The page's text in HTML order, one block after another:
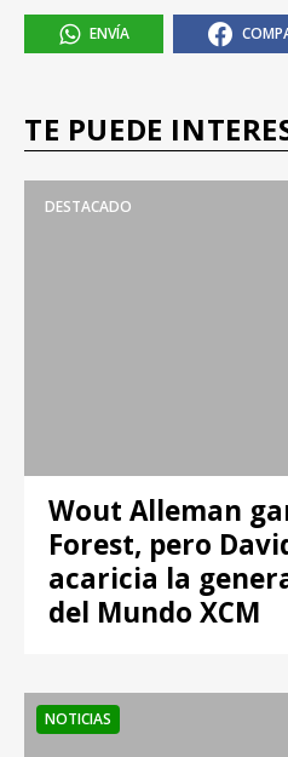
ENVÍA
TE PUEDE
DESTACADO
Wout Alleman
Forest, pero
acaricia la
del Mundo XCM
NOTICIAS